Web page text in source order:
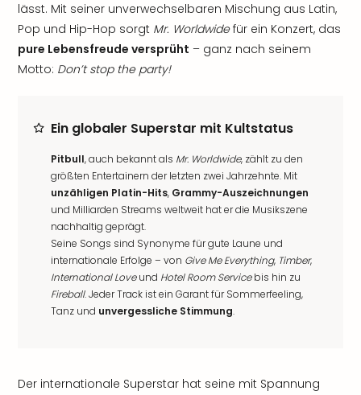
lässt. Mit seiner unverwechselbaren Mischung aus Latin,
Pop und Hip-Hop sorgt Mr. Worldwidefür ein Konzert, das
pure Lebensfreude versprüht – ganz nach seinem
Motto: Don’t stop the party!
Ein globaler Superstar mit Kultstatus
Pitbull, auch bekannt als Mr. Worldwide, zählt zu den
größten Entertainern der letzten zwei Jahrzehnte. Mit
unzähligen Platin-Hits, Grammy-Auszeichnungen
und Milliarden Streams weltweit hat er die Musikszene
nachhaltig geprägt.
Seine Songs sind Synonyme für gute Laune und
internationale Erfolge – von Give Me Everything, Timber,
International Loveund Hotel Room Servicebis hin zu
Fireball. Jeder Track ist ein Garant für Sommerfeeling,
Tanz und unvergessliche Stimmung.
Der internationale Superstar hat seine mit Spannung